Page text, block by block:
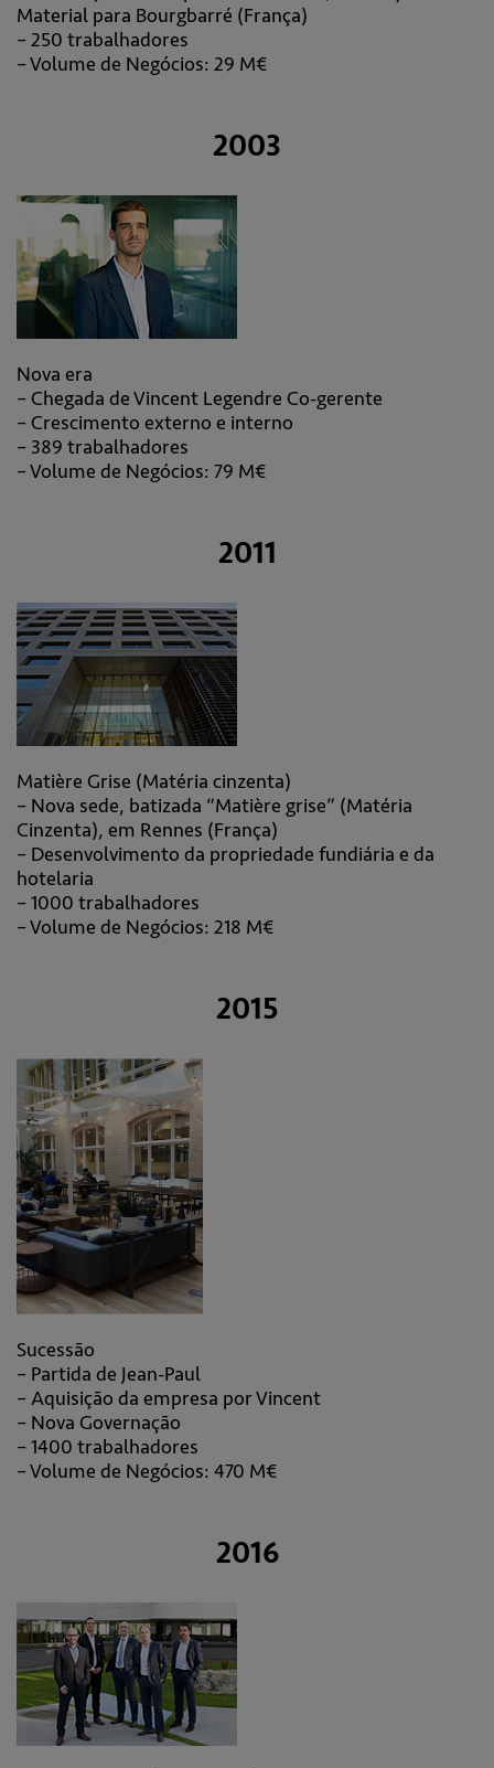
Material para Bourgbarré (França)
– 250 trabalhadores
– Volume de Negócios: 29 M€
2003
Nova era
– Chegada de Vincent Legendre Co-gerente
– Crescimento externo e interno
– 389 trabalhadores
– Volume de Negócios: 79 M€
2011
Matière Grise (Matéria cinzenta)
– Nova sede, batizada “Matière grise” (Matéria
Cinzenta), em Rennes (França)
– Desenvolvimento da propriedade fundiária e da
hotelaria
– 1000 trabalhadores
– Volume de Negócios: 218 M€
2015
Sucessão
– Partida de Jean-Paul
– Aquisição da empresa por Vincent
– Nova Governação
– 1400 trabalhadores
– Volume de Negócios: 470 M€
2016